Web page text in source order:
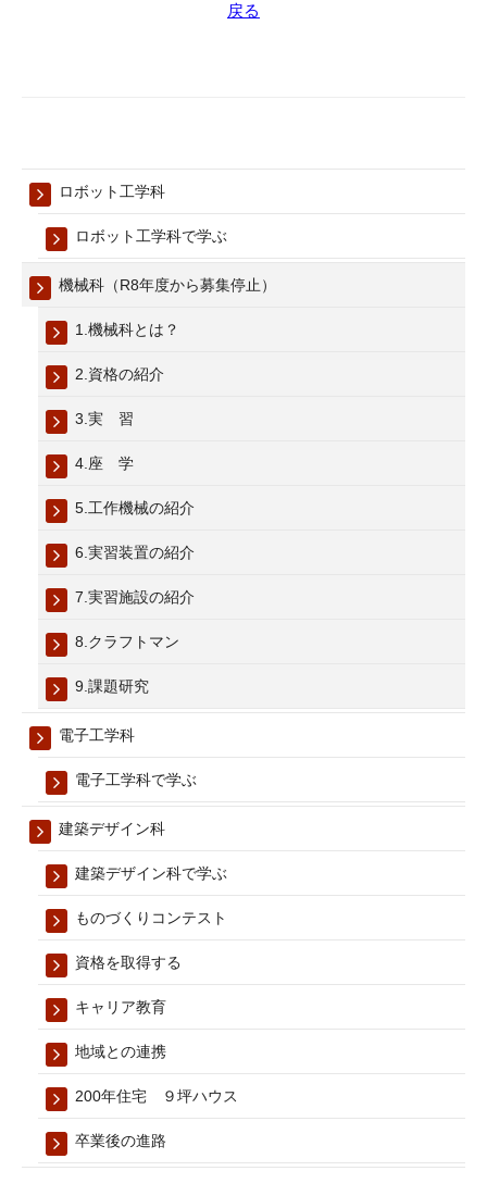
戻る
ロボット工学科
ロボット工学科で学ぶ
機械科（R8年度から募集停止）
1.機械科とは？
2.資格の紹介
3.実 習
4.座 学
5.工作機械の紹介
6.実習装置の紹介
7.実習施設の紹介
8.クラフトマン
9.課題研究
電子工学科
電子工学科で学ぶ
建築デザイン科
建築デザイン科で学ぶ
ものづくりコンテスト
資格を取得する
キャリア教育
地域との連携
200年住宅 ９坪ハウス
卒業後の進路